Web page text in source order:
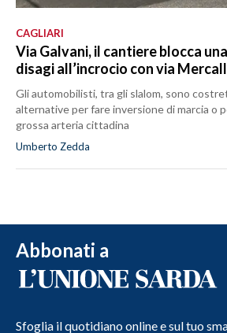
CAGLIARI
Via Galvani, il cantiere blocca
disagi all’incrocio con via
Gli automobilisti, tra gli slalom, sono
alternative per fare inversione di marcia o
grossa arteria cittadina
Umberto Zedda
Abbonati a
Sfoglia il quotidiano online e sul tuo